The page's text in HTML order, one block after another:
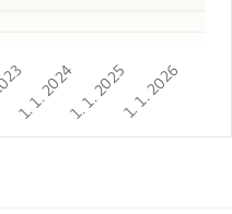
1. 1. 20241. 1. 20251. 1. 2026